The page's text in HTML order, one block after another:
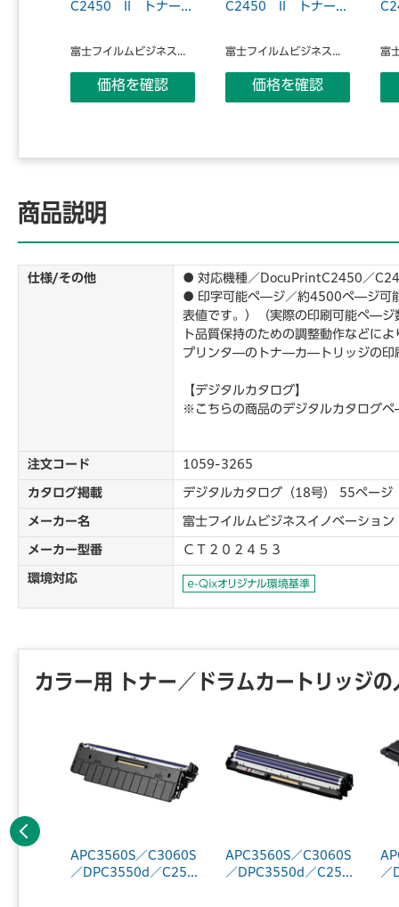
C2450 II トナー...
富士フイルムビジネス...
価格を確認
C2450 II トナー...
富士フイルムビジネス...
価格を確認
富
商品説明
仕様/その他
● 対応機種／DocuPrintC2450／
● 印字可能ペ―ジ／約4500ペ―ジ可
表値です。）（実際の印刷可能ペ―ジ
ト品質保持のための調整動作など
プリンタ―のトナ―カ―トリッジの印
【デジタルカタログ】
※こちらの商品のデジタルカタログ
注文コード 1059-3265
カタログ掲載 デジタルカタログ（18号） 55ページ
メーカー名 富士フイルムビジネスイノベーション
メーカー型番 ＣＴ２０２４５３
環境対応
カラー用 トナー／ドラムカートリッジの
APC3560S／C3060S
／DPC3550d／C25...
APC3560S／C3060S
／DPC3550d／C25...
／
前へ